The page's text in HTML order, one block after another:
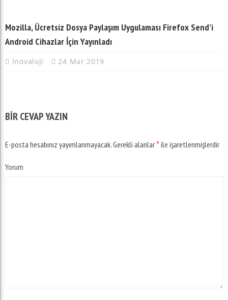
Mozilla, Ücretsiz Dosya Paylaşım Uygulaması Firefox Send’i
Android Cihazlar İçin Yayınladı
İnovaloji 24 Mar 2019
BIR CEVAP YAZIN
E-posta hesabınız yayımlanmayacak.Gerekli alanlar * ile işaretlenmişlerdir
Yorum